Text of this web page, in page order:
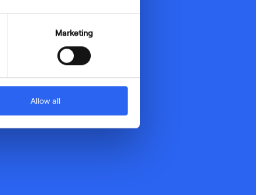
Marketing
Allow all